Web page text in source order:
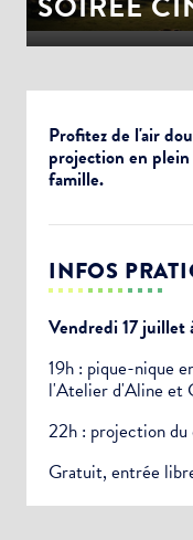
Profitez de l'air
projection en
famille.
INFOS
Vendredi 17 juillet
19h : pique-nique
l'Atelier d'Aline et
22h : projection du
Gratuit, entrée